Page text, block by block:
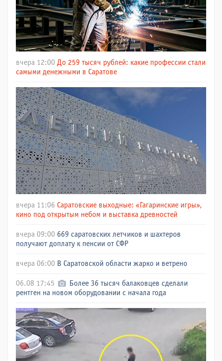
вчера 12:00 До 259 тысяч рублей: какие профессии стали
самыми денежными в Саратове
вчера 11:06 Саратовские выходные: «Гагаринские игры»,
кино под открытым небом и выставка древностей
вчера 09:00 669 саратовских летчиков и шахтеров
получают доплату к пенсии от СФР
вчера 06:00 В Саратовской области жарко и ветрено
06.08 17:45
Более 36 тысяч балаковцев сделали
рентген на новом оборудовании с начала года